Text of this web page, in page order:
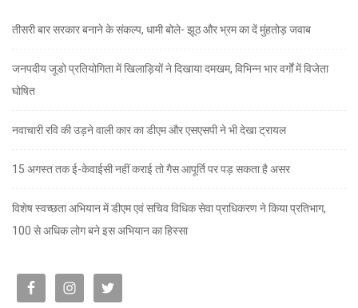
तीसरी बार सरकार बनाने के संकल्प, धामी बोले- झूठ और भ्रम का दें मुंहतोड़ जवाब
जनपदीय जूडो प्रतियोगिता में खिलाड़ियों ने दिखाया दमखम, विभिन्न भार वर्गों में विजेता
घोषित
नवाचारी रवि की उड़ने वाली कार का डीएम और एसएसपी ने भी देखा ट्रायल
15 अगस्त तक ई-केवाईसी नहीं कराई तो गैस आपूर्ति पर पड़ सकता है असर
विशेष स्वच्छता अभियान में डीएम एवं सचिव विधिक सेवा प्राधिकरण ने किया प्रतिभाग,
100 से अधिक लोग बने इस अभियान का हिस्सा